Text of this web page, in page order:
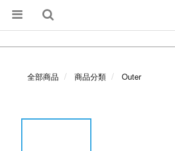
全部商品 商品分類 Outer